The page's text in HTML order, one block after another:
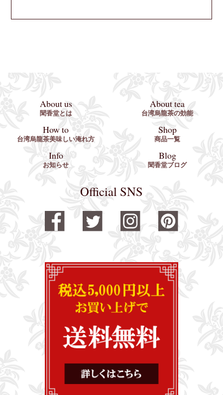
About us
聞香堂とは
About tea
台湾烏龍茶の効能
How to
台湾烏龍茶美味しい淹れ方
Shop
商品一覧
Info
お知らせ
Blog
聞香堂ブログ
Official SNS